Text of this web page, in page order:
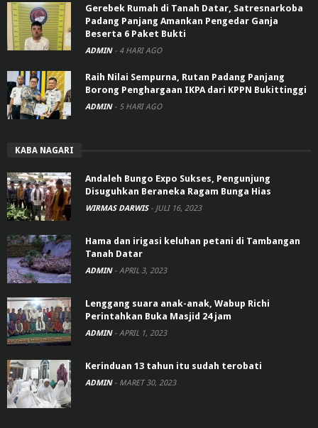
Gerebek Rumah di Tanah Datar, Satresnarkoba
Padang Panjang Amankan Pengedar Ganja
Beserta 6 Paket Bukti
ADMIN - 4 HARI AGO
Raih Nilai Sempurna, Rutan Padang Panjang
Borong Penghargaan IKPA dari KPPN Bukittinggi
ADMIN - 5 HARI AGO
KABA NAGARI
Andaleh Bungo Expo Sukses, Pengunjung
Disuguhkan Beraneka Ragam Bunga Hias
WIRMAS DARWIS - JULI 16, 2023
Hama dan irigasi keluhan petani di Tambangan
Tanah Datar
ADMIN - APRIL 3, 2023
Lenggang suara anak-anak, Wabup Richi
Perintahkan Buka Masjid 24 jam
ADMIN - APRIL 1, 2023
Kerinduan 13 tahun itu sudah terobati
ADMIN - MARET 30, 2023